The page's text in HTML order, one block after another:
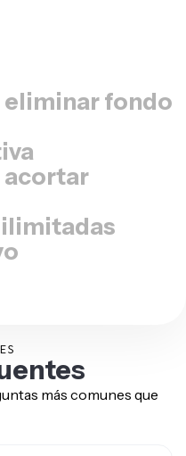
eliminar fondo
acortar
más comunes que